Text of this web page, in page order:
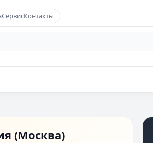
СервисКонтакты
(Москва)